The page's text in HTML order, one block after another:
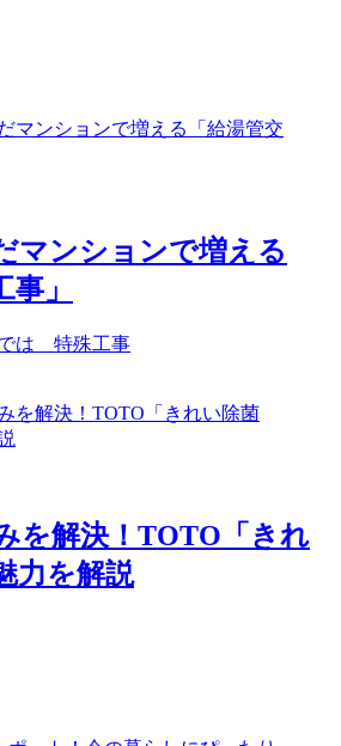
マンションで増える
事」
は 特殊工事
を解決！TOTO「きれ
力を解説